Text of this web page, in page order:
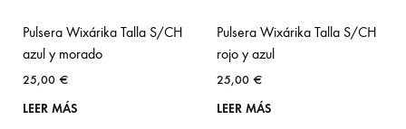
Pulsera Wixárika Talla S/CH
azul y morado
25,00 €
LEER MÁS
Pulsera Wixárika Talla S/CH
rojo y azul
25,00 €
LEER MÁS